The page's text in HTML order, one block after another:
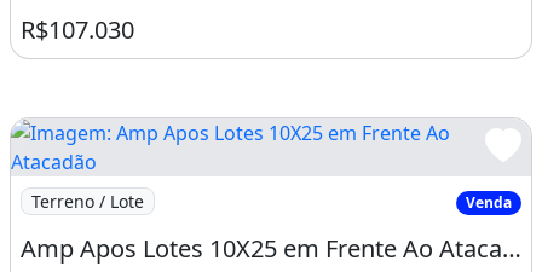
R$107.030
Imagem: Amp Apos Lotes 10X25 em Frente Ao Atacadão
Terreno / Lote Venda
Amp Apos Lotes 10X25 em Frente Ao Atacadão na Caucaia. Apareça